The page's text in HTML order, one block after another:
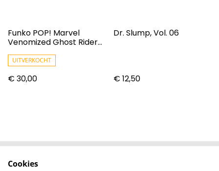
Funko POP! Marvel
Venomized Ghost Rider
#369
UITVERKOCHT
€ 30,00
Dr. Slump, Vol. 06
€ 12,50
Cookies